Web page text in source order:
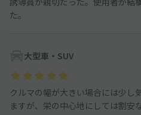
た。
大型車・SUV
クルマの幅が大きい場合には少し
ますが、栄の中心地にしては割安